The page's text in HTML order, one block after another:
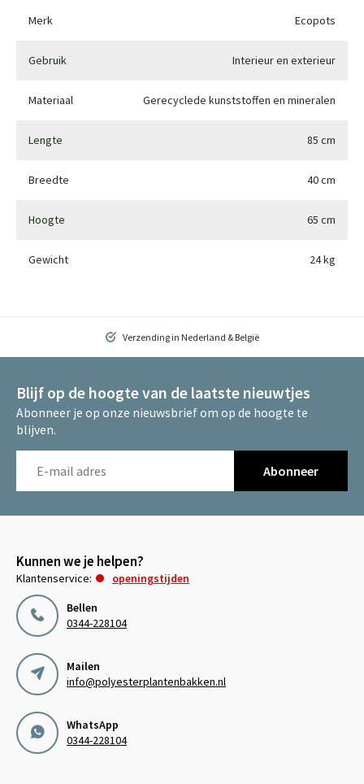
Merk Ecopots
Gebruik Interieur en exterieur
Materiaal Gerecyclede kunststoffen en mineralen
Lengte 85 cm
Breedte 40 cm
Hoogte 65 cm
Gewicht 24 kg
Verzending in Nederland & België
Blijf op de hoogte van de laatste nieuwtjes
Abonneer je op onze nieuwsbrief om op de hoogte te
blijven.
Abonneer
Kunnen we je helpen?
Klantenservice:
openingstijden
Bellen
0344-228104
Mailen
info@polyesterplantenbakken.nl
WhatsApp
0344-228104